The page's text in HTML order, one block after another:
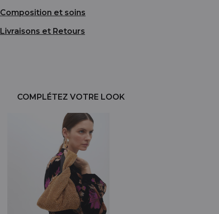
Composition et soins
Livraisons et Retours
COMPLÉTEZ VOTRE LOOK